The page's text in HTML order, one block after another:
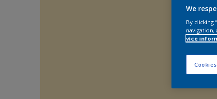
We
By clicking
navigation,
více